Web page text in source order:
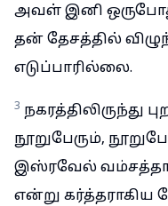
அவள் இனி
தன் தேசத்தில்
எடுப்பாரில்லை.
3 நகரத்திலிருந்து
நூறுபேரும்,
இஸ்ரவேல்
என்று கர்த்தராகிய